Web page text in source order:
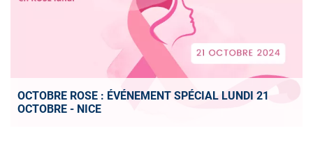
OCTOBRE ROSE : ÉVÉNEMENT SPÉCIAL LUNDI 21
OCTOBRE - NICE